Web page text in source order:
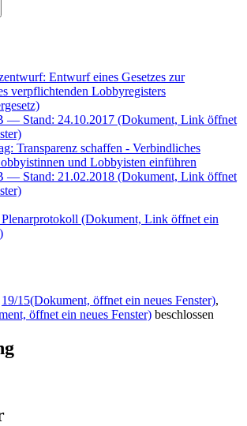
Entwurf eines Gesetzes zur
verpflichtenden Lobbyregisters
— Stand: 24.10.2017 (Dokument, Link öffnet
Transparenz schaffen - Verbindliches
und Lobbyisten einführen
— Stand: 21.02.2018 (Dokument, Link öffnet
(Dokument, Link öffnet ein
19/15(Dokument, öffnet ein neues Fenster),
öffnet ein neues Fenster) beschlossen